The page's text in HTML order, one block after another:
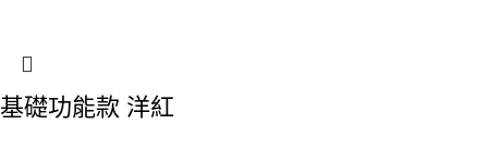
基礎功能款 洋紅